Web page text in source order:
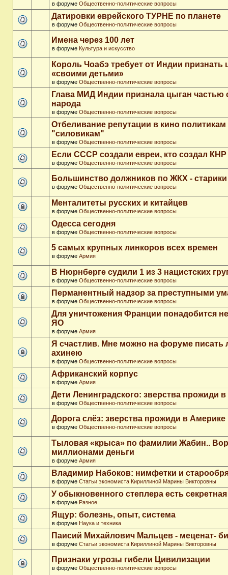
в форуме Общественно-политические вопросы
Датировки еврейского ТУРНЕ по планете
в форуме Общественно-политические вопросы
Имена через 100 лет
в форуме Культура и искусство
Король Чоабэ требует от Индии признать
«своими детьми»
в форуме Общественно-политические вопросы
Глава МИД Индии признала цыган частью
народа
в форуме Общественно-политические вопросы
Отбеливание репутации в кино политикам
"силовикам"
в форуме Общественно-политические вопросы
Если СССР создали евреи, кто создал
в форуме Общественно-политические вопросы
Большинство должников по ЖКХ - старики
в форуме Общественно-политические вопросы
Менталитеты русских и китайцев
в форуме Общественно-политические вопросы
Одесса сегодня
в форуме Общественно-политические вопросы
5 самых крупных линкоров всех времен
в форуме Армия
В Нюрнберге судили 1 из 3 нацистских
в форуме Общественно-политические вопросы
Перманентный надзор за преступными
в форуме Общественно-политические вопросы
Для уничтожения Франции понадобится
ЯО
в форуме Армия
Я счастлив. Мне можно на форуме
ахинею
в форуме Общественно-политические вопросы
Африканский корпус
в форуме Армия
Дети Ленинградского: зверства прожиди
в форуме Общественно-политические вопросы
Дорога слёз: зверства прожиди в Америке
в форуме Общественно-политические вопросы
Тыловая «крыса» по фамилии Жабин..
миллионами деньги
в форуме Армия
Владимир Набоков: нимфетки и
в форуме Статьи экономиста Кириллиной Марины Викторовны
У обыкновенного степлера есть
в форуме Разное
Ящур: болезнь, опыт, система
в форуме Наука и техника
Паисий Михайлович Мальцев - меценат-
в форуме Статьи экономиста Кириллиной Марины Викторовны
Признаки угрозы гибели Цивилизации
в форуме Общественно-политические вопросы